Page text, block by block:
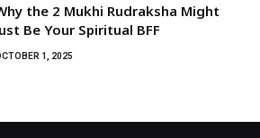
the 2 Mukhi Rudraksha Might
Be Your Spiritual BFF
1, 2025